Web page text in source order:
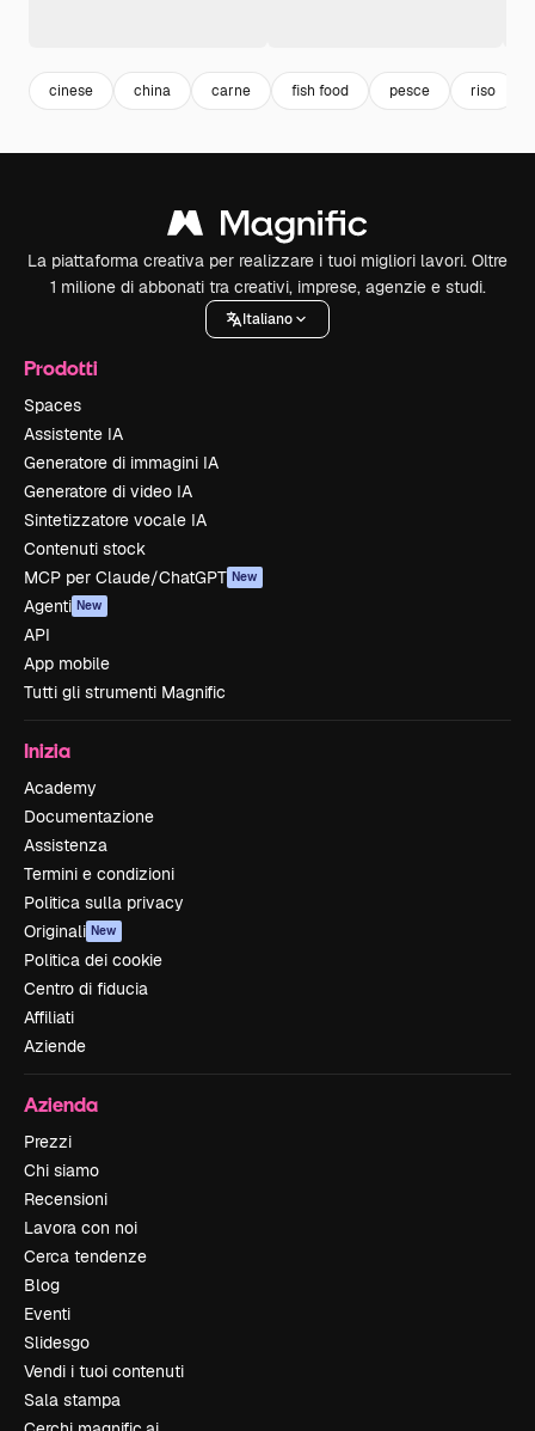
cinese china carne fish food pesce riso
La piattaforma creativa per realizzare i tuoi migliori lavori. Oltre
1 milione di abbonati tra creativi, imprese, agenzie e studi.
Italiano
Prodotti
Spaces
Assistente IA
Generatore di immagini IA
Generatore di video IA
Sintetizzatore vocale IA
Contenuti stock
MCP per Claude/ChatGPT New
Agenti New
API
App mobile
Tutti gli strumenti Magnific
Inizia
Academy
Documentazione
Assistenza
Termini e condizioni
Politica sulla privacy
Originali New
Politica dei cookie
Centro di fiducia
Affiliati
Aziende
Azienda
Prezzi
Chi siamo
Recensioni
Lavora con noi
Cerca tendenze
Blog
Eventi
Slidesgo
Vendi i tuoi contenuti
Sala stampa